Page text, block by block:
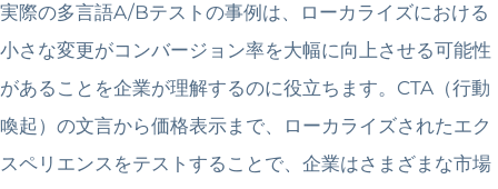
実際の多言語A/Bテストの事例は、ローカライズにおける
小さな変更がコンバージョン率を大幅に向上させる可能性
があることを企業が理解するのに役立ちます。CTA（行動
喚起）の文言から価格表示まで、ローカライズされたエク
スペリエンスをテストすることで、企業はさまざまな市場